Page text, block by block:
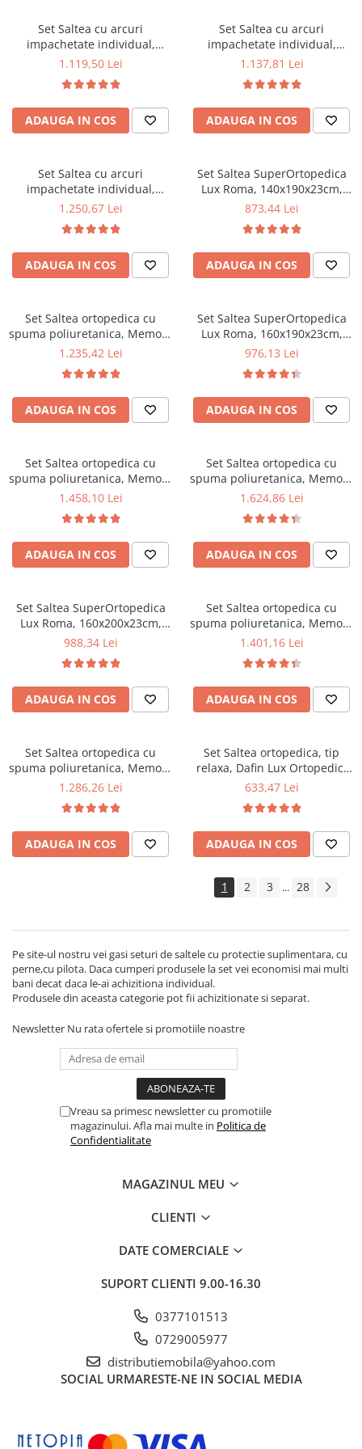
Mese gradinita
Scaune gradinita
Set mese si scaune gradinita
Mobilier copii
Mobila camera copii
Scaune birou pentru copii
Paturi copii
Masa si scaune gradinita
Seturi comode living si dormitor
Set Saltea cu arcuri
impachetate individual,
Pocket Spring Milano,
mediu spre soft, sistem de
aerisire perimetral, Saltex
plus 2 perne matlasate
microfibra 50x70cm, lavabile
1.119,50 Lei
ADAUGA IN COS
Set Saltea cu arcuri
impachetate individual,
Pocket Spring Milano,
mediu spre soft, sistem de
aerisire perimetral, Saltex
plus 2 perne matlasate
microfibra 50x70cm, lavabile
1.137,81 Lei
ADAUGA IN COS
Set Saltea cu arcuri
impachetate individual,
Pocket Spring Milano,
mediu spre soft, sistem de
aerisire perimetral, Saltex
plus 2 perne matlasate
microfibra 50x70cm, lavabile
1.250,67 Lei
ADAUGA IN COS
Set Saltea SuperOrtopedica
Lux Roma, 140x190x23cm,
fermitate tare, cu plasa arcuri
aerisire perimetral, Saltex
plus 2 perne matlasate
microfibra 50x70cm, lavabile
la 60°C
873,44 Lei
ADAUGA IN COS
Set Saltea ortopedica cu
spuma poliuretanica, Memory
Foam 5 cm Paris,
sistem de aerisire perimetral,
Saltex plus 2 perne matlasate
microfibra 50x70cm, lavabile
la 60°C
1.235,42 Lei
ADAUGA IN COS
Set Saltea SuperOrtopedica
Lux Roma, 160x190x23cm,
fermitate tare, cu plasa arcuri
aerisire perimetral, Saltex
plus 2 perne matlasate
microfibra 50x70cm, lavabile
la 60°C
976,13 Lei
ADAUGA IN COS
Set Saltea ortopedica cu
spuma poliuretanica, Memory
Foam 5 cm Paris,
sistem de aerisire perimetral
Saltex plus 2 perne matlasate
microfibra 50x70cm, lavabile
la 60°C
1.458,10 Lei
ADAUGA IN COS
Set Saltea ortopedica cu
spuma poliuretanica, Memory
Foam 5 cm Paris,
sistem de aerisire perimetral
Saltex plus 2 perne matlasate
microfibra 50x70cm, lavabile
la 60°C
1.624,86 Lei
ADAUGA IN COS
Set Saltea SuperOrtopedica
Lux Roma, 160x200x23cm,
fermitate tare, cu plasa arcuri
aerisire perimetral, Saltex,
plus 2 perne matlasate
microfibra 50x70cm, lavabile
la 60°C
988,34 Lei
ADAUGA IN COS
Set Saltea ortopedica cu
spuma poliuretanica, Memory
Foam 5 cm Paris,
sistem de aerisire perimetral
Saltex plus 2 perne matlasate
microfibra 50x70cm, lavabile
la 60°C
1.401,16 Lei
ADAUGA IN COS
Set Saltea ortopedica cu
spuma poliuretanica, Memory
Foam 5 cm Paris,
sistem de aerisire perimetral
Saltex plus 2 perne matlasate
microfibra 50x70cm, lavabile
la 60°C
1.286,26 Lei
ADAUGA IN COS
Set Saltea ortopedica, tip
relaxa, Dafin Lux Ortopedic,
140x190x21cm, fermitate
Bonell, fata vara-iarna, sistem
de aerisire cu butoni, Salt
Confort plus 2 perne
matlasate microfibra
50x70cm, lavabile la 60°C
633,47 Lei
ADAUGA IN COS
1 2 3 ... 28
Pe site-ul nostru vei gasi seturi de saltele cu protectie suplimentara, cu
perne,cu pilota. Daca cumperi produsele la set vei economisi mai multi
bani decat daca le-ai achizitiona individual.
Produsele din aceasta categorie pot fii achizitionate si separat.
Newsletter Nu rata ofertele si promotiile noastre
Vreau sa primesc newsletter cu promotiile
magazinului. Afla mai multe in Politica de
Confidentialitate
MAGAZINUL MEU
CLIENTI
DATE COMERCIALE
SUPORT CLIENTI 9.00-16.30
0377101513
0729005977
distributiemobila@yahoo.com
SOCIAL URMARESTE-NE IN SOCIAL MEDIA